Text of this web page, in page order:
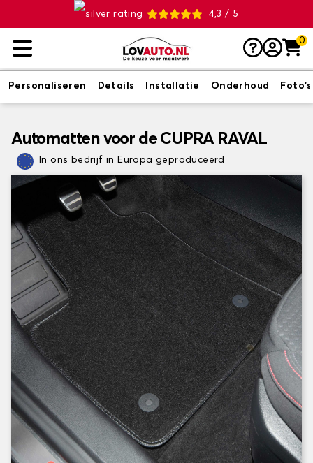
4,3 / 5
0
Personaliseren Details Installatie Onderhoud Foto's
Automatten voor de CUPRA RAVAL
In ons bedrijf in Europa geproduceerd